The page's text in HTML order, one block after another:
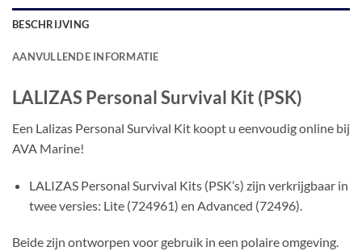
BESCHRIJVING
AANVULLENDE INFORMATIE
LALIZAS Personal Survival Kit (PSK)
Een Lalizas Personal Survival Kit koopt u eenvoudig online bij
AVA Marine!
LALIZAS Personal Survival Kits (PSK’s) zijn verkrijgbaar in
twee versies: Lite (724961) en Advanced (72496).
Beide zijn ontworpen voor gebruik in een polaire omgeving.